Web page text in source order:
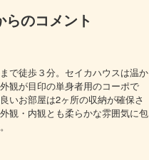
らのコメント
で徒歩３分。セイカハウスは温か
観が目印の単身者用のコーポで
いお部屋は2ヶ所の収納が確保さ
観・内観とも柔らかな雰囲気に包